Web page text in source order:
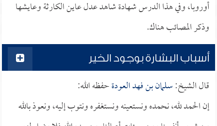
أوروبا، وفي هذا الدرس شهادة شاهد عدل عاين الكارثة وعايشها
وذكر المصائب هناك.
أسباب البشارة بوجود الخير
قال الشيخ:سلمان بن فهد العودةحفظه الله:
إن الحمد لله، نحمده ونستعينه ونستغفره ونتوب إليه، ونعوذ بالله